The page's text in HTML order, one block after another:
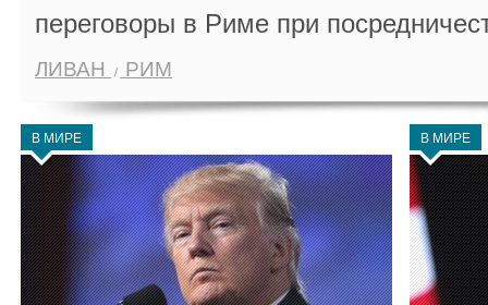
переговоры в Риме при
ЛИВАН РИМ
В МИРЕ В МИРЕ